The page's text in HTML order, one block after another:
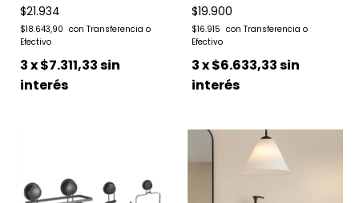
$21.934
$18.643,90
3x$7.311,33sin
interés
$19.900
$16.915
3x$6.633,33sin
interés